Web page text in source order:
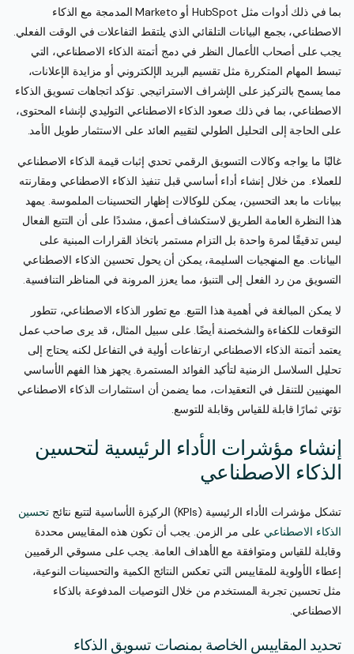
بما في ذلك أدوات مثل HubSpot أو Marketo المدمجة مع الذكاء
الاصطناعي، بجمع البيانات التلقائي الذي يلتقط التفاعلات في الوقت الفعلي.
يجب على أصحاب الأعمال النظر في دمج أتمتة الذكاء الاصطناعي، التي
تبسط المهام المتكررة مثل تقسيم البريد الإلكتروني أو مزايدة الإعلانات،
مما يسمح بالتركيز على الإشراف الاستراتيجي. تؤكد اتجاهات تسويق الذكاء
الاصطناعي، بما في ذلك صعود الذكاء الاصطناعي التوليدي لإنشاء المحتوى،
على الحاجة إلى التحليل الطولي لتقييم العائد على الاستثمار طويل الأمد.
غالبًا ما يواجه وكالات التسويق الرقمي تحدي إثبات قيمة الذكاء الاصطناعي
للعملاء. من خلال إنشاء أداء أساسي قبل تنفيذ الذكاء الاصطناعي ومقارنته
ببيانات ما بعد التحسين، يمكن للوكالات إظهار التحسينات الملموسة. يمهد
هذا النظرة العامة الطريق لاستكشاف أعمق، مشددًا على أن التتبع الفعال
ليس تدقيقًا لمرة واحدة بل التزام مستمر باتخاذ القرارات المبنية على
البيانات. مع المنهجيات السليمة، يمكن أن يحول تحسين الذكاء الاصطناعي
التسويق من رد الفعل إلى التنبؤ، مما يعزز المرونة في المناظر التنافسية.
لا يمكن المبالغة في أهمية هذا التتبع. مع تطور الذكاء الاصطناعي، تتطور
التوقعات للكفاءة والشخصنة أيضًا. على سبيل المثال، قد يرى صاحب عمل
يعتمد أتمتة الذكاء الاصطناعي ارتفاعات أولية في التفاعل لكنه يحتاج إلى
تحليل السلاسل الزمنية لتأكيد الفوائد المستمرة. يجهز هذا الفهم الأساسي
المهنيين للتنقل في التعقيدات، مما يضمن أن استثمارات الذكاء الاصطناعي
تؤتي ثمارًا قابلة للقياس وقابلة للتوسع.
إنشاء مؤشرات الأداء الرئيسية لتحسين
الذكاء الاصطناعي
تشكل مؤشرات الأداء الرئيسية (KPIs) الركيزة الأساسية لتتبع نتائج
تحسين
الذكاء الاصطناعي على مر الزمن. يجب أن تكون هذه المقاييس محددة
وقابلة للقياس ومتوافقة مع الأهداف العامة. يجب على مسوقي الرقميين
إعطاء الأولوية للمقاييس التي تعكس النتائج الكمية والتحسينات النوعية،
مثل تحسين تجربة المستخدم من خلال التوصيات المدفوعة بالذكاء
الاصطناعي.
تحديد المقاييس الخاصة بمنصات تسويق الذكاء